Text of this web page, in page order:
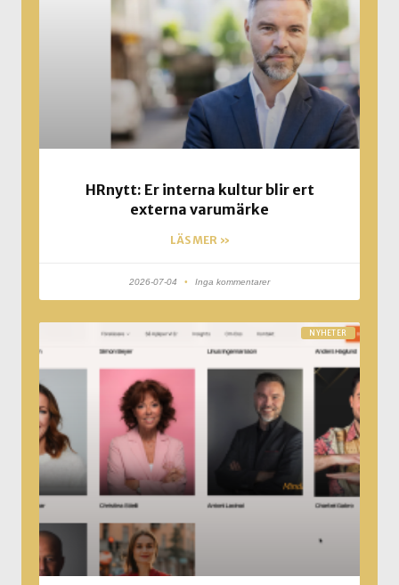
HRnytt: Er interna kultur blir ert
externa varumärke
LÄS MER »
2026-07-04 Inga kommentarer
NYHETER